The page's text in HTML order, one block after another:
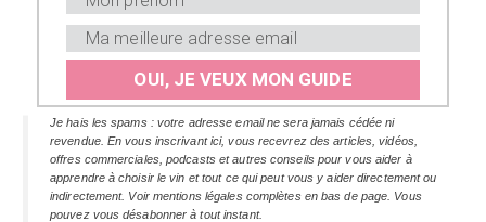
OUI, JE VEUX MON GUIDE
Je hais les spams : votre adresse email ne sera jamais cédée ni
revendue. En vous inscrivant ici, vous recevrez des articles, vidéos,
offres commerciales, podcasts et autres conseils pour vous aider à
apprendre à choisir le vin et tout ce qui peut vous y aider directement ou
indirectement. Voir mentions légales complètes en bas de page. Vous
pouvez vous désabonner à tout instant.